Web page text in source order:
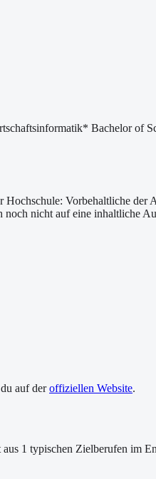
Bachelor of
Vorbehaltliche
nicht auf eine inhaltliche
auf der offiziellen Website.
1 typischen Zielberufen im